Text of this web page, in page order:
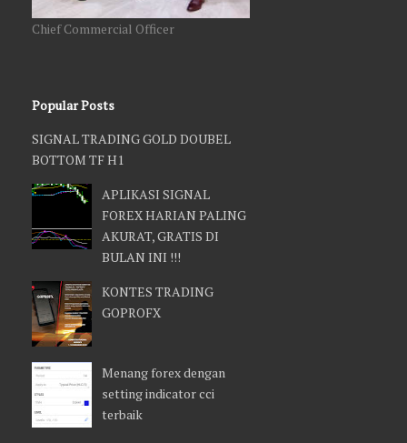
Chief Commercial Officer
Popular Posts
SIGNAL TRADING GOLD DOUBEL
BOTTOM TF H1
APLIKASI SIGNAL
FOREX HARIAN PALING
AKURAT, GRATIS DI
BULAN INI !!!
KONTES TRADING
GOPROFX
Menang forex dengan
setting indicator cci
terbaik